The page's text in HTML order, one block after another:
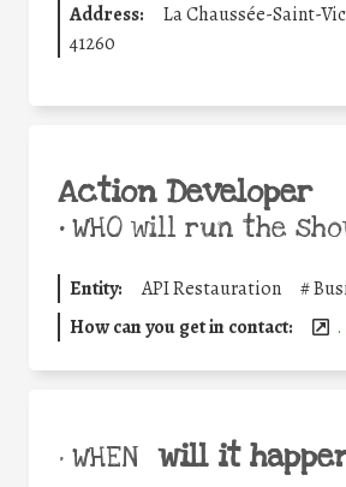
Address:
La Chaussée-Saint-
41260
Action Developer
•WHO will run the
Entity: API Restauration #
How can you get in contact:
.
• WHEN will it